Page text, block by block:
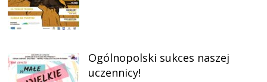
Ogólnopolski sukces naszej
uczennicy!